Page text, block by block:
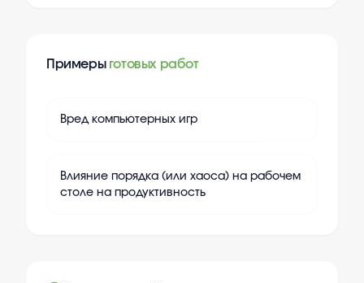
Примеры готовых работ
Вред компьютерных игр
Влияние порядка (или хаоса) на рабочем
столе на продуктивность